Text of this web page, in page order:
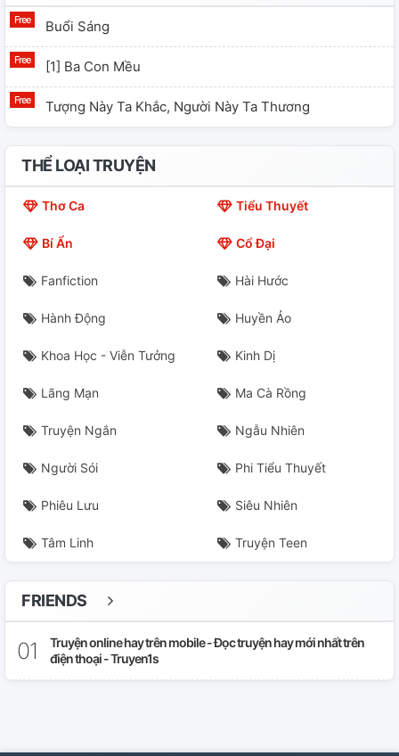
Buổi Sáng
[1] Ba Con Mều
Tượng Này Ta Khắc, Người Này Ta Thương
THỂ LOẠI TRUYỆN
Thơ Ca Tiểu Thuyết
Bí Ẩn Cổ Đại
Fanfiction Hài Hước
Hành Động Huyền Ảo
Khoa Học - Viễn Tưởng Kinh Dị
Lãng Mạn Ma Cà Rồng
Truyện Ngắn Ngẫu Nhiên
Người Sói Phi Tiểu Thuyết
Phiêu Lưu Siêu Nhiên
Tâm Linh Truyện Teen
FRIENDS
Truyện online hay trên mobile - Đọc truyện hay mới nhất trên
điện thoại - Truyen1s